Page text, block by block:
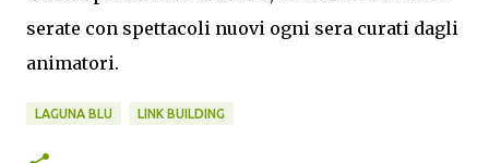
serate con spettacoli nuovi ogni sera curati dagli
animatori.
LAGUNA BLU LINK BUILDING